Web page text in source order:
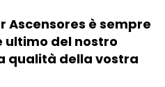
Ascensores è sempre
ultimo del nostro
qualità della vostra